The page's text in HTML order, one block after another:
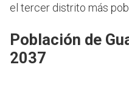
el tercer distrito más
Población de
2037